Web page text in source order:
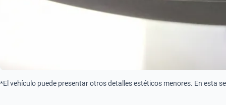
*El vehículo puede presentar otros detalles estéticos menores. En esta